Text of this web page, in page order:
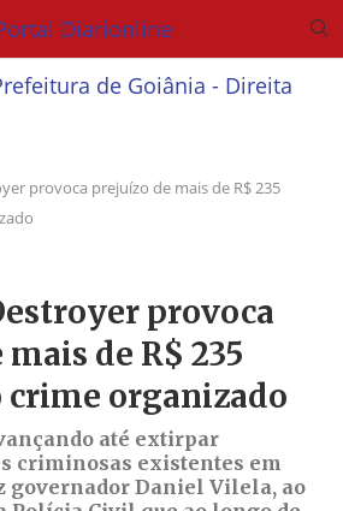
provoca prejuízo de mais de R$ 235
provoca
de R$ 235
crime organizado
até extirpar
criminosas existentes em
governador Daniel Vilela, ao